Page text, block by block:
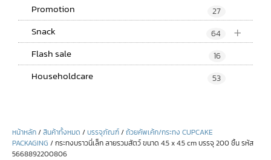
Promotion 27
+
Snack 64
Flash sale 16
Householdcare 53
หน้าหลัก/สินค้าทั้งหมด /บรรจุภัณฑ์/ถ้วยคัพเค้ก/กระทง CUPCAKE
PACKAGING / กระทงบราวนี่เล็ก ลายรวมสัตว์ ขนาด 4.5 x 4.5 cm บรรจุ 200 ชิ้น รหัส
5668892200806